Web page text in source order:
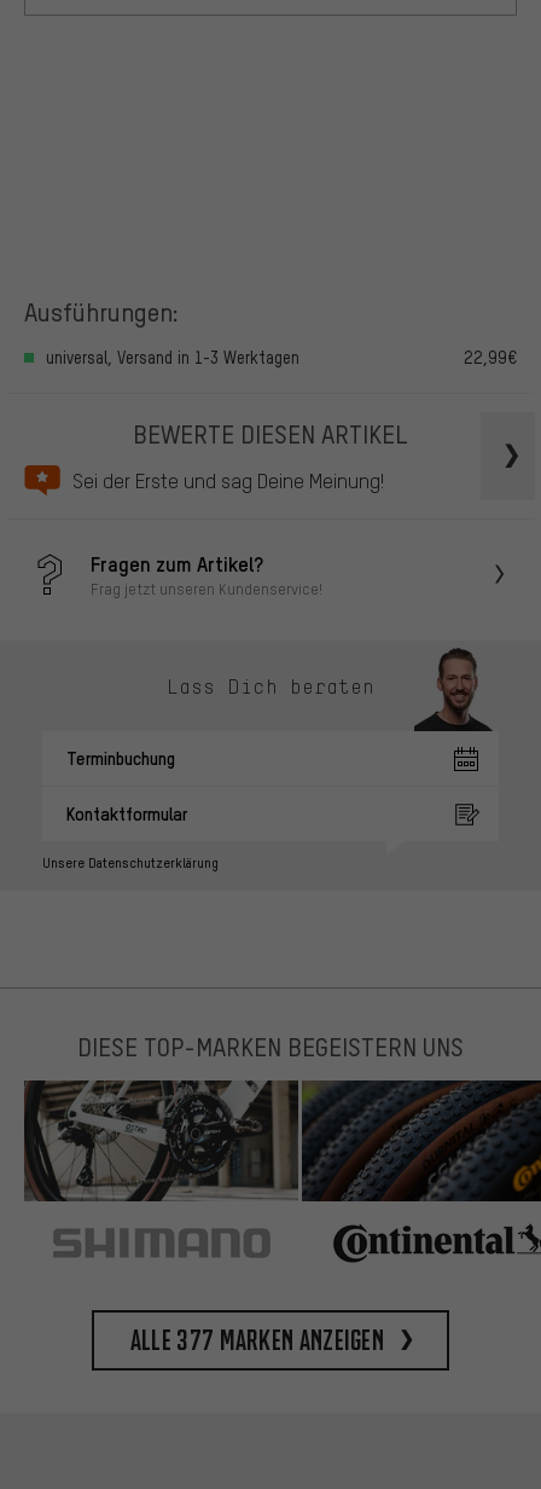
Ausführungen:
universal, Versand in 1-3 Werktagen 22,99€
BEWERTE DIESEN ARTIKEL
Sei der Erste und sag Deine Meinung!
Fragen zum Artikel?
Frag jetzt unseren Kundenservice!
Lass Dich beraten
Terminbuchung
Kontaktformular
Unsere Datenschutzerklärung
DIESE TOP-MARKEN BEGEISTERN UNS
Alle 377 Marken anzeigen